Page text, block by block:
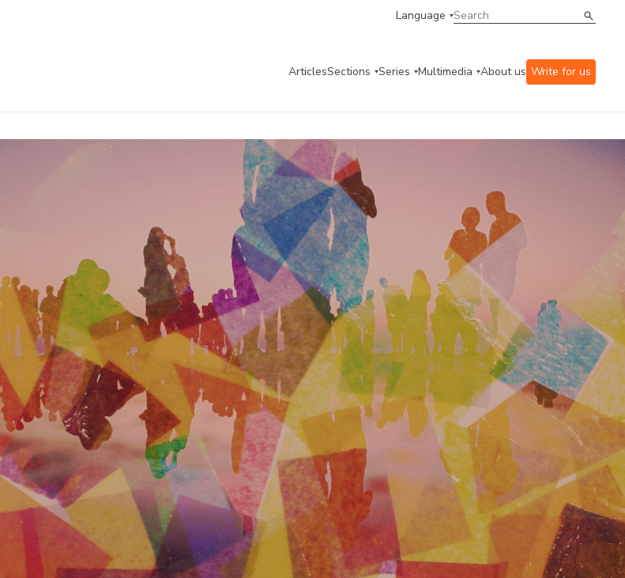
Language
ArticlesSections Series Multimedia About us Write for us